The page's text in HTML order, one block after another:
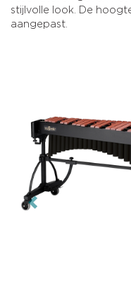
stijlvolle look. De
aangepast.
Previous